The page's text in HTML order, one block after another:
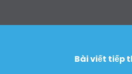
Bài viết tiếp